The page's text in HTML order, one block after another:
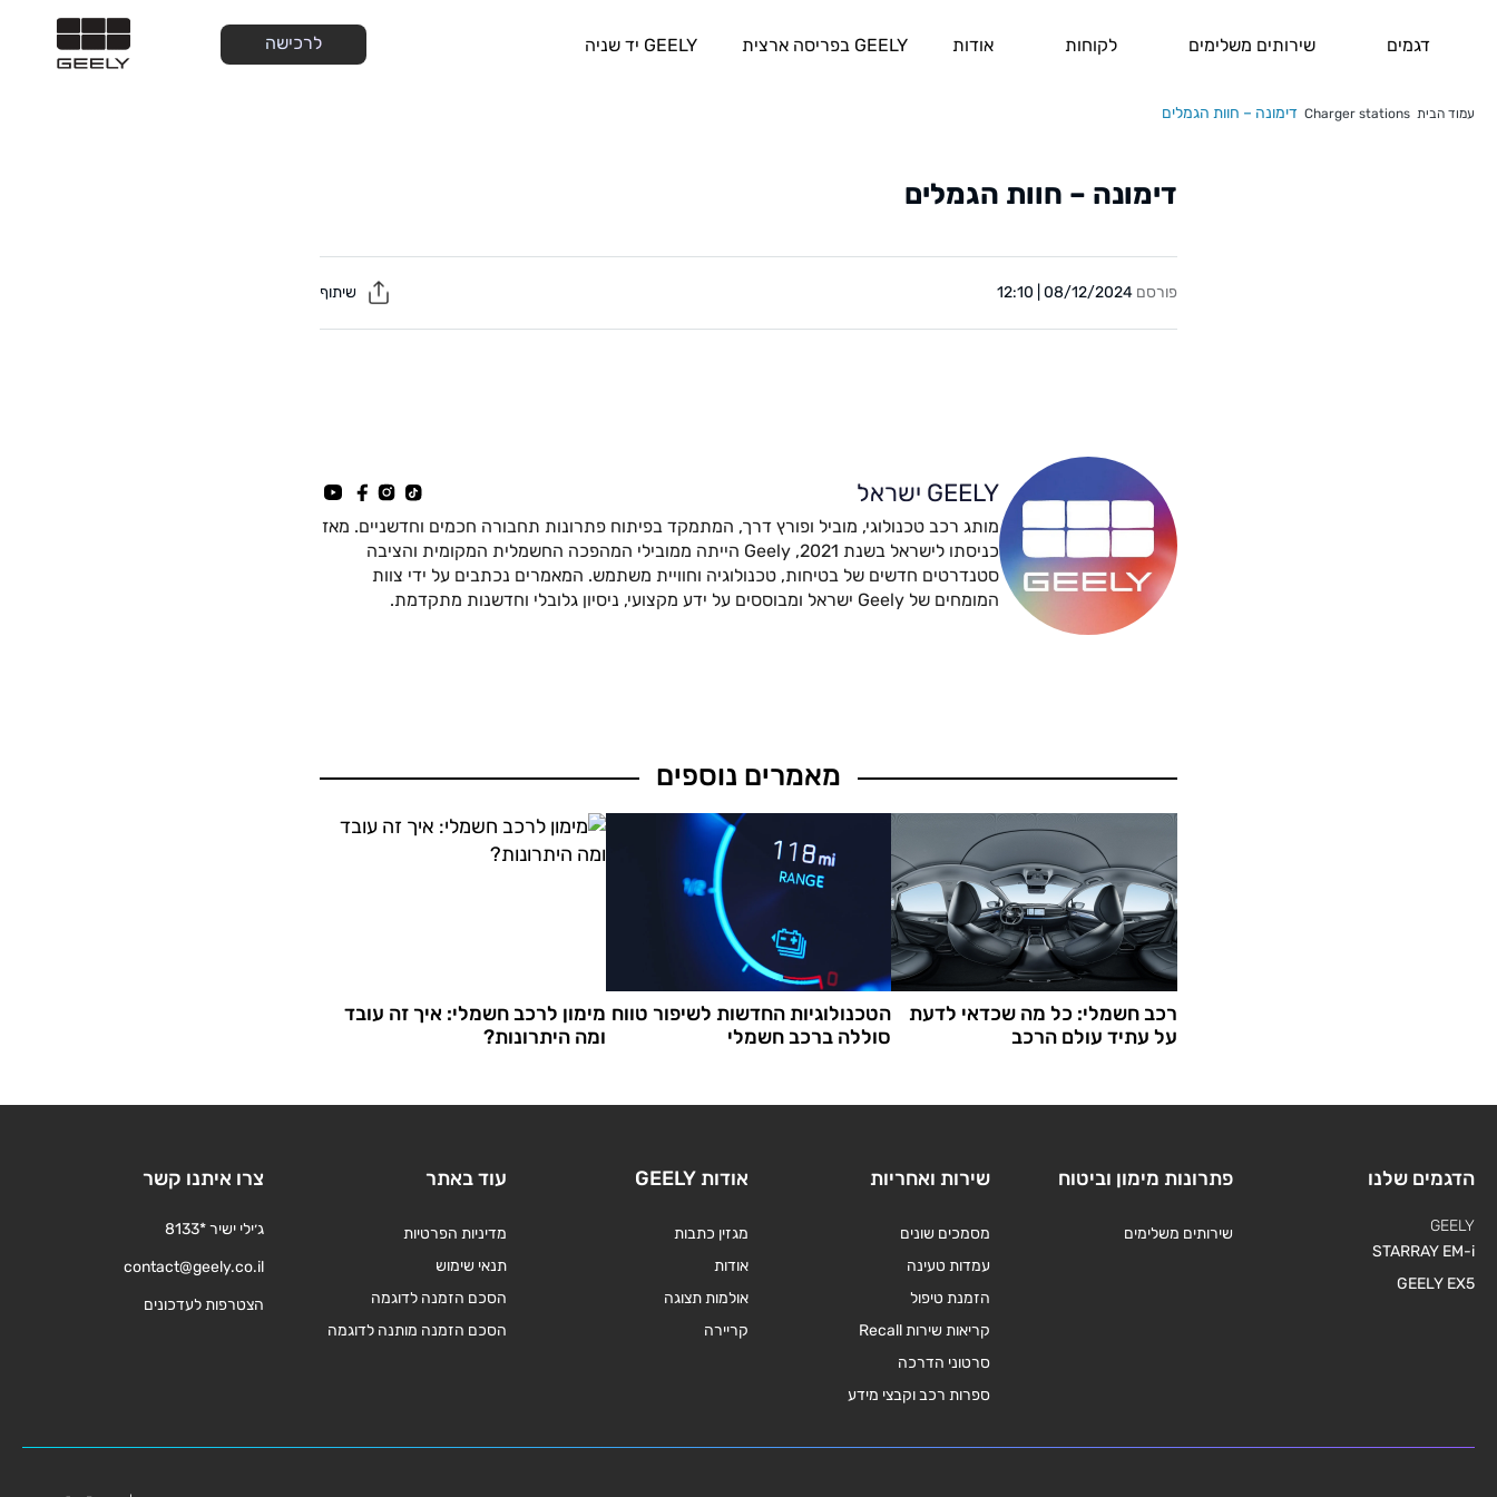
דגמים שירותים משלימים לקוחות אודות GEELY בפריסה ארצית GEELY יד שניה לרכישה
עמוד הבית Charger stations דימונה – חוות הגמלים
דימונה – חוות הגמלים
פורסם 08/12/2024 | 12:10
GEELY ישראל
מותג רכב טכנולוגי, מוביל ופורץ דרך, המתמקד בפיתוח פתרונות תחבורה חכמים וחדשניים. מאז
כניסתו לישראל בשנת 2021, Geely הייתה ממובילי המהפכה החשמלית המקומית והציבה
סטנדרטים חדשים של בטיחות, טכנולוגיה וחוויית משתמש. המאמרים נכתבים על ידי צוות
המומחים של Geely ישראל ומבוססים על ידע מקצועי, ניסיון גלובלי וחדשנות מתקדמת.
מאמרים נוספים
רכב חשמלי: כל מה שכדאי לדעת
על עתיד עולם הרכב
הטכנולוגיות החדשות לשיפור טווח
סוללה ברכב חשמלי
מימון לרכב חשמלי: איך זה עובד
ומה היתרונות?
הדגמים שלנו
GEELY
STARRAY EM-i
GEELY EX5
פתרונות מימון וביטוח
שירותים משלימים
שירות ואחריות
מסמכים שונים
עמדות טעינה
הזמנת טיפול
קריאות שירות Recall
סרטוני הדרכה
ספרות רכב וקבצי מידע
אודות GEELY
מגזין כתבות
אודות
אולמות תצוגה
קריירה
עוד באתר
מדיניות הפרטיות
תנאי שימוש
הסכם הזמנה לדוגמה
הסכם הזמנה מותנה לדוגמה
צרו איתנו קשר
ג׳ילי ישיר *8133
contact@geely.co.il
הצטרפות לעדכונים